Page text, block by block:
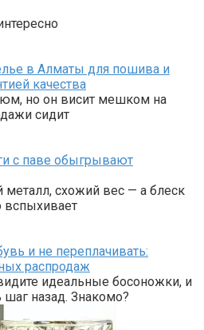
в Алматы для пошива и
качества
но он висит мешком на
сидит
с паве обыгрывают
схожий вес — а блеск
вспыхивает
и не переплачивать:
распродаж
идеальные босоножки, и
шаг назад. Знакомо?